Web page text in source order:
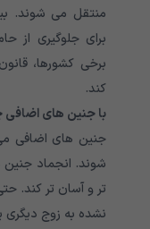
منتقل می شوند.
برای جلوگیری از
برخی کشورها،
کند.
با جنین های اضافی
جنین های اضافی
تر و آسان تر کند.
نشده به زوج دیگری